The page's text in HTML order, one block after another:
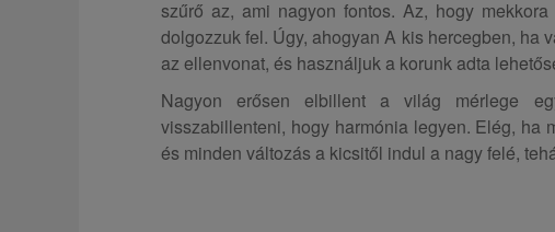
szűrő az, ami nagyon fontos. Az, hogy
dolgozzuk fel. Úgy, ahogyan A kis hercegben, ha
az ellenvonat, és használjuk a korunk adta
Nagyon erősen elbillent a világ mérlege
visszabillenteni, hogy harmónia legyen. Elég, ha
és minden változás a kicsitől indul a nagy felé,